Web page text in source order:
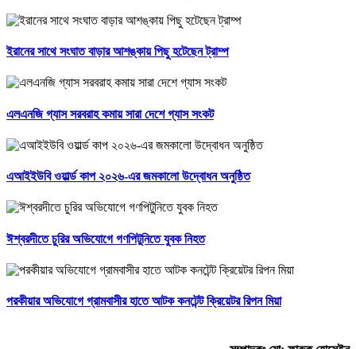
ইরানের সাথে সংঘাত বাড়ার আশঙ্কায় পিছু হটেছেন ট্রাম্প
এলএনজি গ্যাস সরবরাহ কমায় সারা দেশে গ্যাস সংকট
এআইইউবি ওয়ার্ল্ড কাপ ২০২৬-এর জমকালো উদ্বোধন অনুষ্ঠিত
ঈশ্বরদীতে চুরির অভিযোগে গণপিটুনিতে যুবক নিহত
পরকীয়ার অভিযোগে গ্রামবাসীর হাতে আটক কনটেন্ট ক্রিয়েটর রিপন মিয়া